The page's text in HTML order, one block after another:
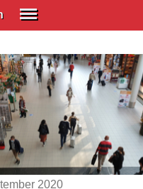
Spanish
Spanish
SUBSCRIBE
EDUCATIONAL
GIFT CARDS
2020